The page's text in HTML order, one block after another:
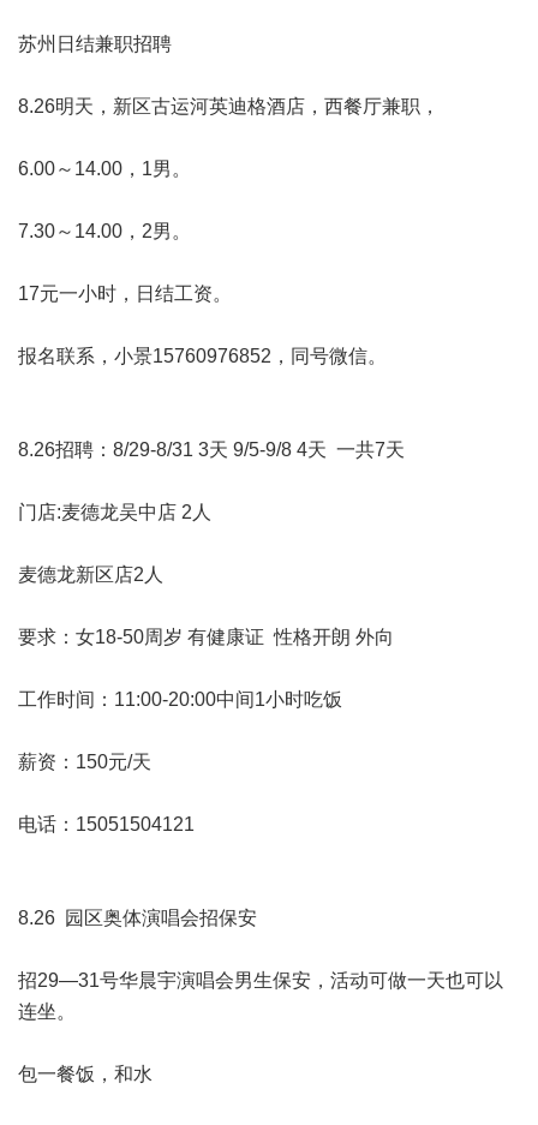
苏州日结兼职招聘
8.26明天，新区古运河英迪格酒店，西餐厅兼职，
6.00～14.00，1男。
7.30～14.00，2男。
17元一小时，日结工资。
报名联系，小景15760976852，同号微信。
8.26招聘：8/29-8/31 3天 9/5-9/8 4天 一共7天
门店:麦德龙吴中店 2人
麦德龙新区店2人
要求：女18-50周岁 有健康证 性格开朗 外向
工作时间：11:00-20:00中间1小时吃饭
薪资：150元/天
电话：15051504121
8.26 园区奥体演唱会招保安
招29—31号华晨宇演唱会男生保安，活动可做一天也可以
连坐。
包一餐饭，和水